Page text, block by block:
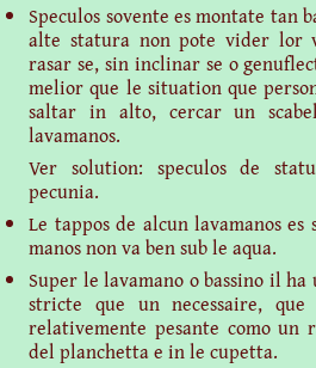
Speculos sovente es montate tan
alte statura non pote vider lor
rasar se, sin inclinar se o
melior que le situation que
saltar in alto, cercar un
lavamanos.
Ver solution: speculos de
pecunia.
Le tappos de alcun lavamanos
manos non va ben sub le aqua.
Super le lavamano o bassino il
stricte que un necessaire, que
relativemente pesante como un
del planchetta e in le cupetta.